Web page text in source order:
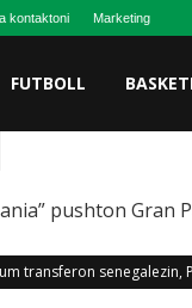
kontaktoni Marketing
FUTBOLL
pushton Gran
transferon senegalezin,